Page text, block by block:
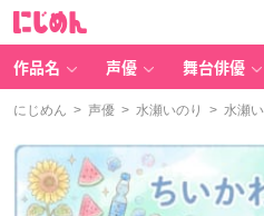
作品名 声優 舞台俳優
にじめん > 声優 > 水瀬いのり > 水瀬